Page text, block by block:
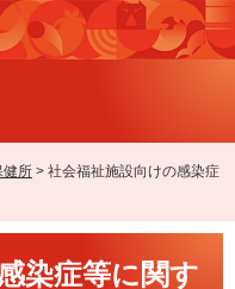
健所 > 社会福祉施設向けの感染症
染症等に関す